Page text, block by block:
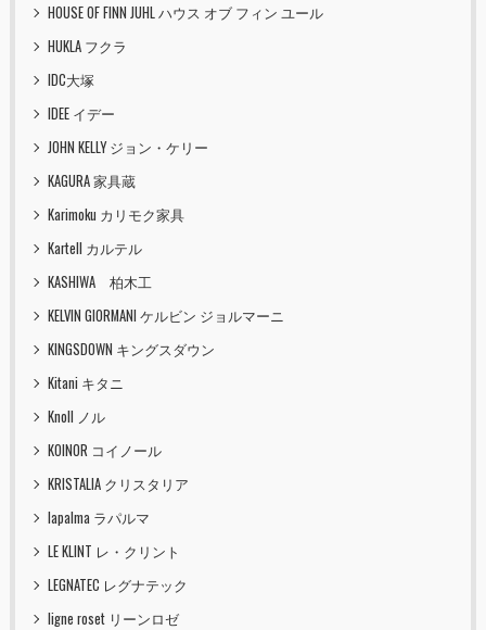
HOUSE OF FINN JUHL ハウス オブ フィン ユール
HUKLA フクラ
IDC大塚
IDEE イデー
JOHN KELLY ジョン・ケリー
KAGURA 家具蔵
Karimoku カリモク家具
Kartell カルテル
KASHIWA 柏木工
KELVIN GIORMANI ケルビン ジョルマーニ
KINGSDOWN キングスダウン
Kitani キタニ
Knoll ノル
KOINOR コイノール
KRISTALIA クリスタリア
lapalma ラパルマ
LE KLINT レ・クリント
LEGNATEC レグナテック
ligne roset リーンロゼ